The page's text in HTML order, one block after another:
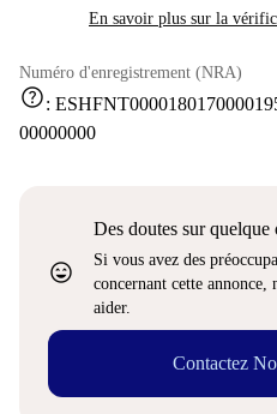
En savoir plus sur la
Numéro d'enregistrement (NRA)
help:
00000000
sentiment_very_satisfied
Des doutes sur quelque
Si vous avez des
concernant cette annonce,
aider.
Contactez